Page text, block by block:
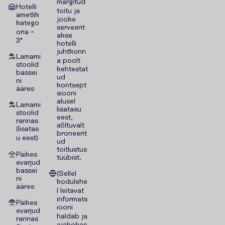
Hotelli
ametlik
katego
oria –
3*
Lamami
stoolid
bassei
ni
ääres
Lamami
stoolid
rannas
(lisatas
u eest)
Päikes
evarjud
bassei
ni
ääres
Päikes
evarjud
rannas
toitu ja
jooke
serveerit
akse
hotelli
juhtkonn
a poolt
kehtestat
ud
kontsept
siooni
alusel
lisatasu
eest,
sõltuvalt
broneerit
ud
toitlustus
tüübist.
(Sellel
kodulehe
l leitavat
informats
iooni
haldab ja